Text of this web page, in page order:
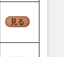
見る